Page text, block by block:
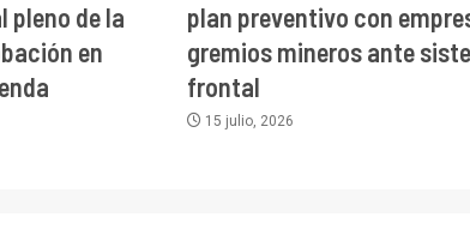
pleno de la
en
plan preventivo con
gremios mineros ante
frontal
15 julio, 2026